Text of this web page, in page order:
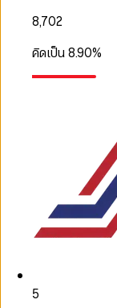
8,702
คิดเป็น8.90%
5